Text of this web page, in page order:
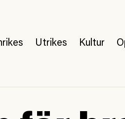
Utrikes Kultur